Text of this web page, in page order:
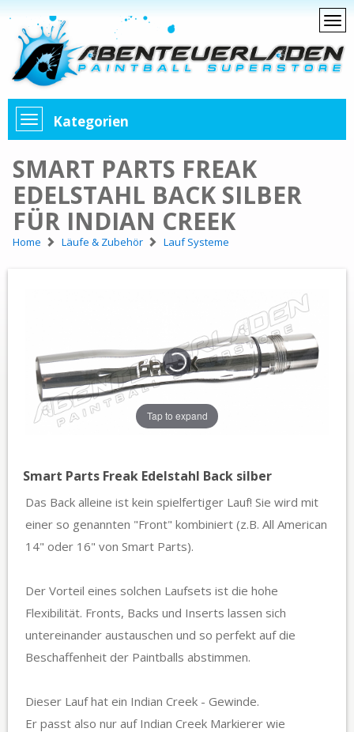
Kategorien
SMART PARTS FREAK
EDELSTAHL BACK SILBER
FÜR INDIAN CREEK
Home Läufe & Zubehör Lauf Systeme
Tap to expand
Smart Parts Freak Edelstahl Back silber
Das Back alleine ist kein spielfertiger Lauf! Sie wird mit
einer so genannten "Front" kombiniert (z.B. All American
14" oder 16" von Smart Parts).
Der Vorteil eines solchen Laufsets ist die hohe
Flexibilität. Fronts, Backs und Inserts lassen sich
untereinander austauschen und so perfekt auf die
Beschaffenheit der Paintballs abstimmen.
Dieser Lauf hat ein Indian Creek - Gewinde.
Er passt also nur auf Indian Creek Markierer wie